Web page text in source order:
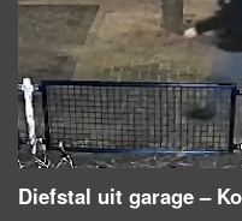
Diefstal uit garage –